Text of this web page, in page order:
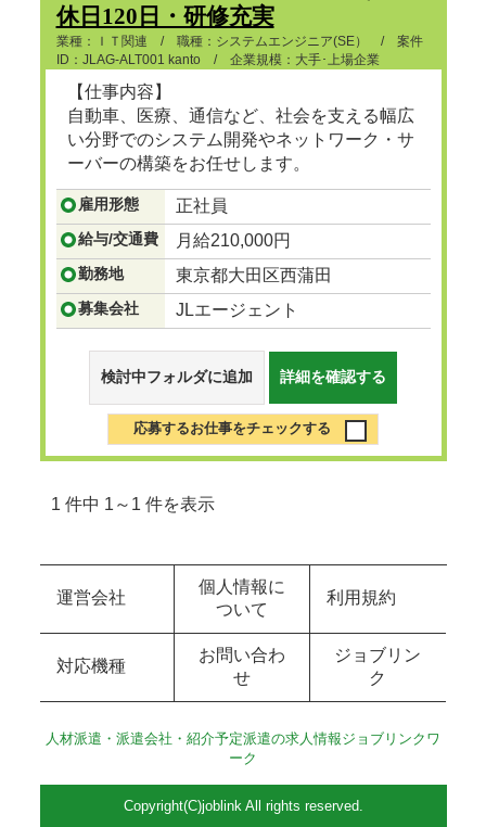
休日120日・研修充実
業種：ＩＴ関連 / 職種：システムエンジニア(SE） / 案件
ID：JLAG-ALT001 kanto / 企業規模：大手･上場企業
【仕事内容】
自動車、医療、通信など、社会を支える幅広
い分野でのシステム開発やネットワーク・サ
ーバーの構築をお任せします。
...つづきを見る
雇用形態 正社員
給与/交通費 月給210,000円
勤務地 東京都大田区西蒲田
募集会社 JLエージェント
検討中フォルダに追加 詳細を確認する
応募するお仕事をチェックする
1 件中 1～1 件を表示
運営会社
個人情報に
ついて
利用規約
対応機種
お問い合わ
せ
ジョブリン
ク
人材派遣・派遣会社・紹介予定派遣の求人情報ジョブリンクワ
ーク
Copyright(C)joblink All rights reserved.